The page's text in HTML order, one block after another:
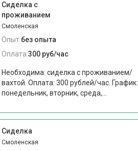
Сиделка с
проживанием
Смоленская
Опыт:без опыта
Оплата:300 руб/час
Необходима: сиделка с проживанием/
вахтой. Оплата: 300 рублей/час. График:
понедельник, вторник, среда,...
Сиделка
Смоленская